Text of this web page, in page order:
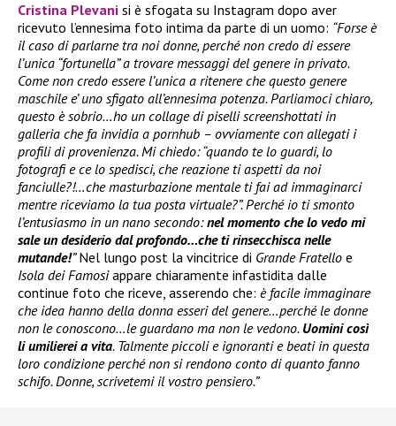
Cristina Plevani si è sfogata su Instagram dopo aver
ricevuto l’ennesima foto intima da parte di un uomo: “Forse è
il caso di parlarne tra noi donne, perché non credo di essere
l’unica “fortunella” a trovare messaggi del genere in privato.
Come non credo essere l’unica a ritenere che questo genere
maschile e’ uno sfigato all’ennesima potenza. Parliamoci chiaro,
questo è sobrio…ho un collage di piselli screenshottati in
galleria che fa invidia a pornhub – ovviamente con allegati i
profili di provenienza. Mi chiedo: “quando te lo guardi, lo
fotografi e ce lo spedisci, che reazione ti aspetti da noi
fanciulle?!…che masturbazione mentale ti fai ad immaginarci
mentre riceviamo la tua posta virtuale?”. Perché io ti smonto
l’entusiasmo in un nano secondo:nel momento che lo vedo mi
sale un desiderio dal profondo…che ti rinsecchisca nelle
mutande!”Nel lungo post la vincitrice di Grande Fratello e
Isola dei Famosiappare chiaramente infastidita dalle
continue foto che riceve, asserendo che: è facile immaginare
che idea hanno della donna esseri del genere…perché le donne
non le conoscono…le guardano ma non le vedono. Uomini così
li umilierei a vita. Talmente piccoli e ignoranti e beati in questa
loro condizione perché non si rendono conto di quanto fanno
schifo. Donne, scrivetemi il vostro pensiero.”